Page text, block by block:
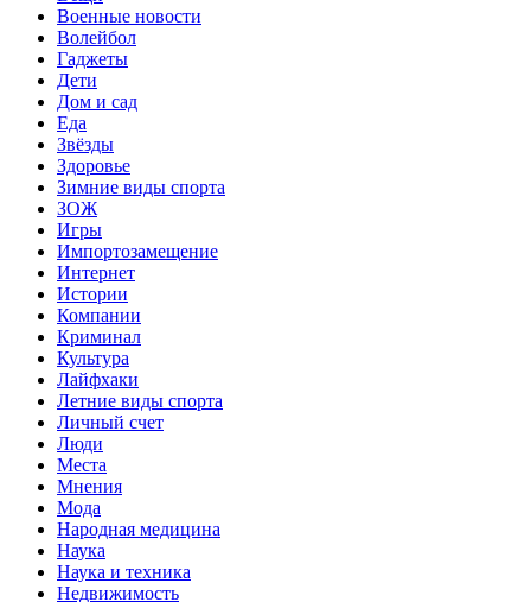
Военные новости
Волейбол
Гаджеты
Дети
Дом и сад
Еда
Звёзды
Здоровье
Зимние виды спорта
ЗОЖ
Игры
Импортозамещение
Интернет
Истории
Компании
Криминал
Культура
Лайфхаки
Летние виды спорта
Личный счет
Люди
Места
Мнения
Мода
Народная медицина
Наука
Наука и техника
Недвижимость